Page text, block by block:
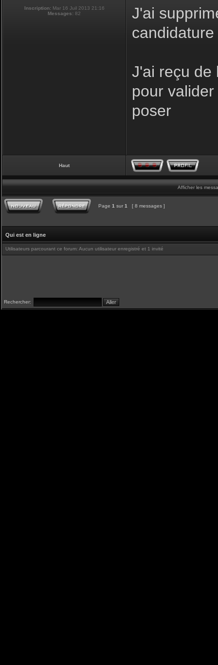
Inscription: Mar 16 Juil 2013 21:16
Messages: 82
J'ai
J'ai reçu de
pour
poser
Haut
Afficher les
Page 1 sur 1 [ 8 messages ]
Qui est en ligne
Utilisateurs parcourant ce forum: Aucun utilisateur enregistré et 1 invité
Rechercher: